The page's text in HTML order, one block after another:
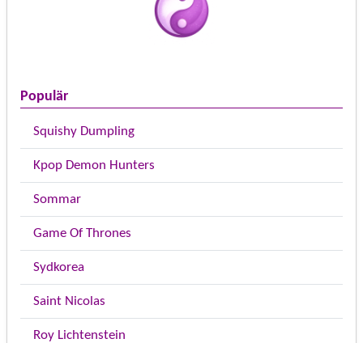
Populär
Squishy Dumpling
Kpop Demon Hunters
Sommar
Game Of Thrones
Sydkorea
Saint Nicolas
Roy Lichtenstein